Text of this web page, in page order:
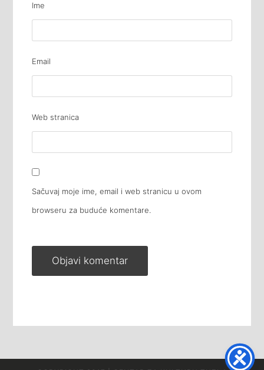
Ime
Email
Web stranica
Sačuvaj moje ime, email i web stranicu u ovom
browseru za buduće komentare.